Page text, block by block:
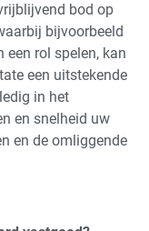
bod op
bijvoorbeeld
rol spelen, kan
een uitstekende
in het
en snelheid uw
en de omliggende